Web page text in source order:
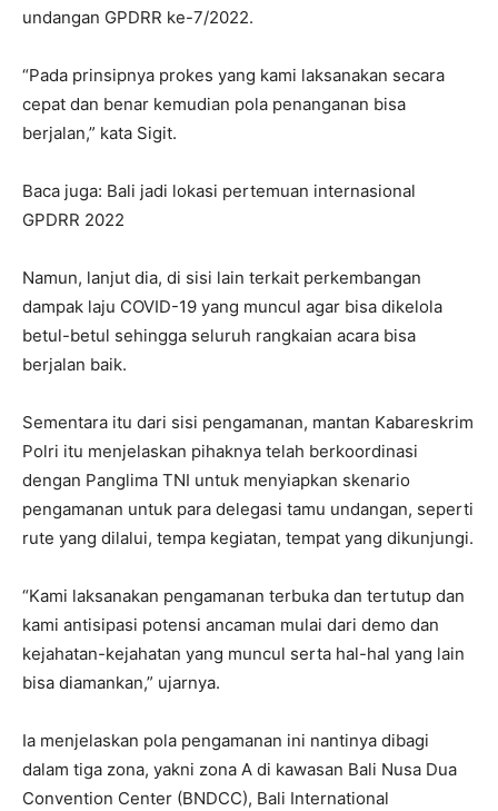
undangan GPDRR ke-7/2022.
“Pada prinsipnya prokes yang kami laksanakan secara
cepat dan benar kemudian pola penanganan bisa
berjalan,” kata Sigit.
Baca juga: Bali jadi lokasi pertemuan internasional
GPDRR 2022
Namun, lanjut dia, di sisi lain terkait perkembangan
dampak laju COVID-19 yang muncul agar bisa dikelola
betul-betul sehingga seluruh rangkaian acara bisa
berjalan baik.
Sementara itu dari sisi pengamanan, mantan Kabareskrim
Polri itu menjelaskan pihaknya telah berkoordinasi
dengan Panglima TNI untuk menyiapkan skenario
pengamanan untuk para delegasi tamu undangan, seperti
rute yang dilalui, tempa kegiatan, tempat yang dikunjungi.
“Kami laksanakan pengamanan terbuka dan tertutup dan
kami antisipasi potensi ancaman mulai dari demo dan
kejahatan-kejahatan yang muncul serta hal-hal yang lain
bisa diamankan,” ujarnya.
Ia menjelaskan pola pengamanan ini nantinya dibagi
dalam tiga zona, yakni zona A di kawasan Bali Nusa Dua
Convention Center (BNDCC), Bali International